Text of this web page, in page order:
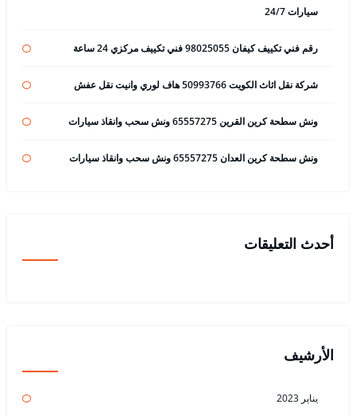
سيارات 24/7
رقم فني تكييف كيفان 98025055 فني تكييف مركزي 24 ساعة
شركة نقل اثاث الكويت 50993766 هاف لوري وانيت نقل عفش
ونش سطحة كرين القرين 65557275 ونش سحب وانقاذ سيارات
ونش سطحة كرين العدان 65557275 ونش سحب وانقاذ سيارات
أحدث التعليقات
الأرشيف
يناير 2023